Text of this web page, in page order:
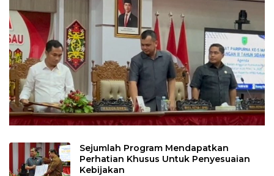
Sejumlah Program Mendapatkan
Perhatian Khusus Untuk Penyesuaian
Kebijakan